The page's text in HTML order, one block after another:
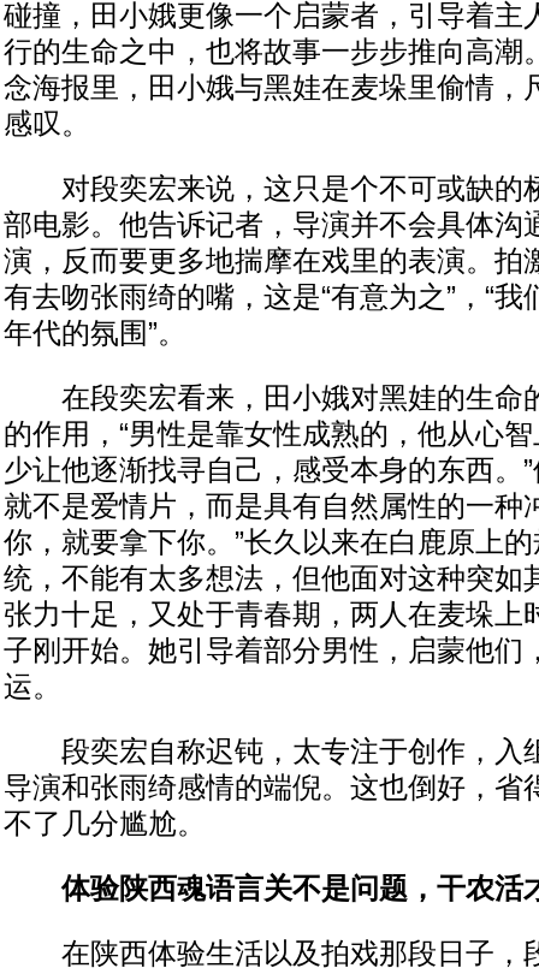
碰撞，田小娥更像一个启蒙者，引导着主
行的生命之中，也将故事一步步推向高潮
念海报里，田小娥与黑娃在麦垛里偷情，
感叹。
对段奕宏来说，这只是个不可或缺的
部电影。他告诉记者，导演并不会具体沟
演，反而要更多地揣摩在戏里的表演。拍
有去吻张雨绮的嘴，这是“有意为之”，“
年代的氛围”。
在段奕宏看来，田小娥对黑娃的生命
的作用，“男性是靠女性成熟的，他从心
少让他逐渐找寻自己，感受本身的东西。
就不是爱情片，而是具有自然属性的一种
你，就要拿下你。”长久以来在白鹿原上
统，不能有太多想法，但他面对这种突如
张力十足，又处于青春期，两人在麦垛上
子刚开始。她引导着部分男性，启蒙他们
运。
段奕宏自称迟钝，太专注于创作，入
导演和张雨绮感情的端倪。这也倒好，省
不了几分尴尬。
体验陕西魂语言关不是问题，干农活
在陕西体验生活以及拍戏那段日子，